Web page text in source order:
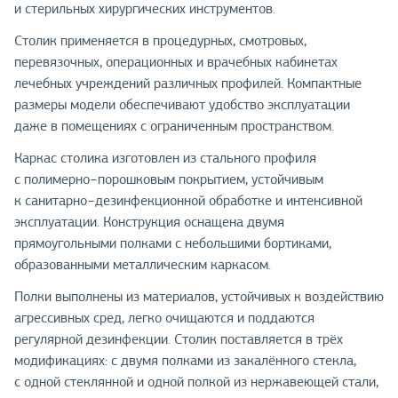
и стерильных хирургических инструментов.
Столик применяется в процедурных, смотровых,
перевязочных, операционных и врачебных кабинетах
лечебных учреждений различных профилей. Компактные
размеры модели обеспечивают удобство эксплуатации
даже в помещениях с ограниченным пространством.
Каркас столика изготовлен из стального профиля
с полимерно−порошковым покрытием, устойчивым
к санитарно−дезинфекционной обработке и интенсивной
эксплуатации. Конструкция оснащена двумя
прямоугольными полками с небольшими бортиками,
образованными металлическим каркасом.
Полки выполнены из материалов, устойчивых к воздействию
агрессивных сред, легко очищаются и поддаются
регулярной дезинфекции. Столик поставляется в трёх
модификациях: с двумя полками из закалённого стекла,
с одной стеклянной и одной полкой из нержавеющей стали,